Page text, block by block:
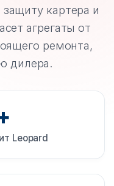
картера и
агрегаты от
ремонта,
дилера.
Leopard